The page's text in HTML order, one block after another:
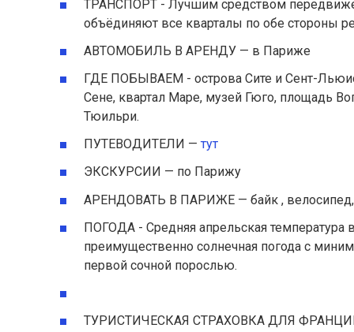
ТРАНСПОРТ - Лучшим средством
объёдиняют все кварталы по обе стороны
АВТОМОБИЛЬ В АРЕНДУ — в Париже
ГДЕ ПОБЫВАЕМ - острова Сите и Сент-
Сене, квартал Маре, музей Гюго, площадь
Тюильри.
ПУТЕВОДИТЕЛИ — тут
ЭКСКУРСИИ — по Парижу
АРЕНДОВАТЬ В ПАРИЖЕ — байк , велосипед,
ПОГОДА - Средняя апрельская температура
преимущественно солнечная погода с
первой сочной порослью.
ТУРИСТИЧЕСКАЯ СТРАХОВКА ДЛЯ